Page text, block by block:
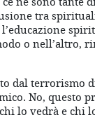
tra
o nell’altro,
dal terrorismo
No, questo
lo vedrà e chi